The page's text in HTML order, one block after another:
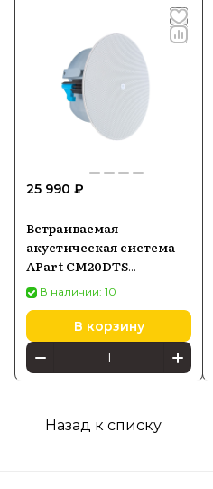
25 990 ₽
Встраиваемая
акустическая система
APart CM20DTS
назначение:
трансляционная, white
В наличии: 10
В корзину
Назад к списку